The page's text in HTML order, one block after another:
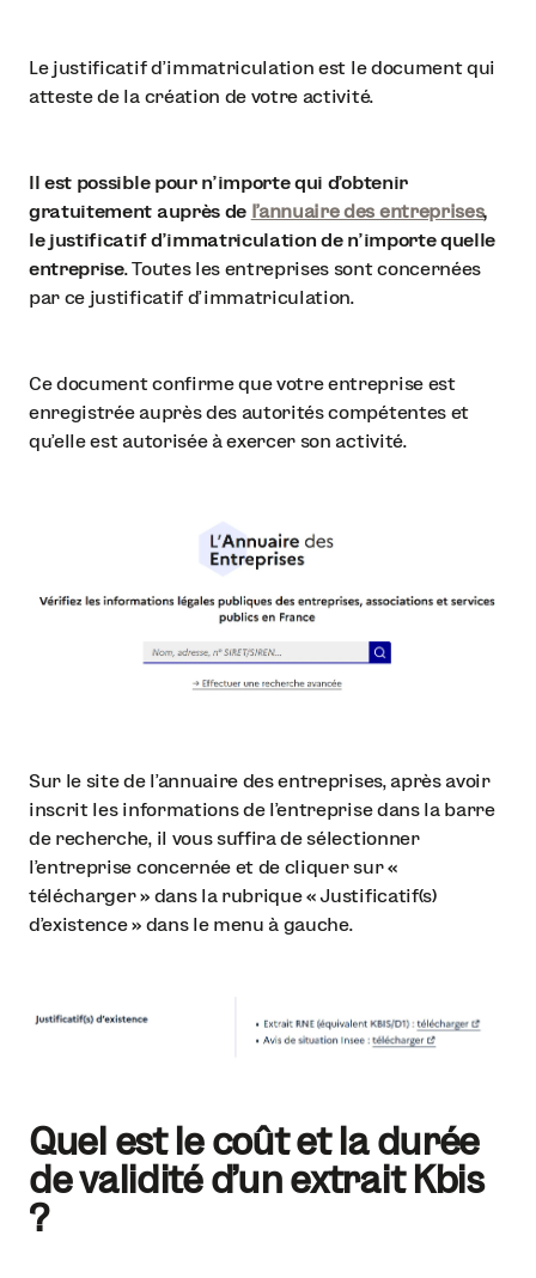
Le justificatif d’immatriculation est le document qui
atteste de la création de votre activité.
Il est possible pour n’importe qui d’obtenir
gratuitement auprès de l’annuaire des entreprises,
le justificatif d’immatriculation de n’importe quelle
entreprise. Toutes les entreprises sont concernées
par ce justificatif d’immatriculation.
Ce document confirme que votre entreprise est
enregistrée auprès des autorités compétentes et
qu’elle est autorisée à exercer son activité.
Sur le site de l’annuaire des entreprises, après avoir
inscrit les informations de l’entreprise dans la barre
de recherche, il vous suffira de sélectionner
l’entreprise concernée et de cliquer sur «
télécharger » dans la rubrique « Justificatif(s)
d’existence » dans le menu à gauche.
Quel est le coût et la durée
de validité d’un extrait Kbis
?